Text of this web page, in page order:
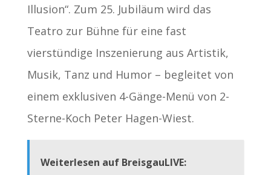
Illusion“. Zum 25. Jubiläum wird das
Teatro zur Bühne für eine fast
vierstündige Inszenierung aus Artistik,
Musik, Tanz und Humor – begleitet von
einem exklusiven 4-Gänge-Menü von 2-
Sterne-Koch Peter Hagen-Wiest.
Weiterlesen auf BreisgauLIVE: